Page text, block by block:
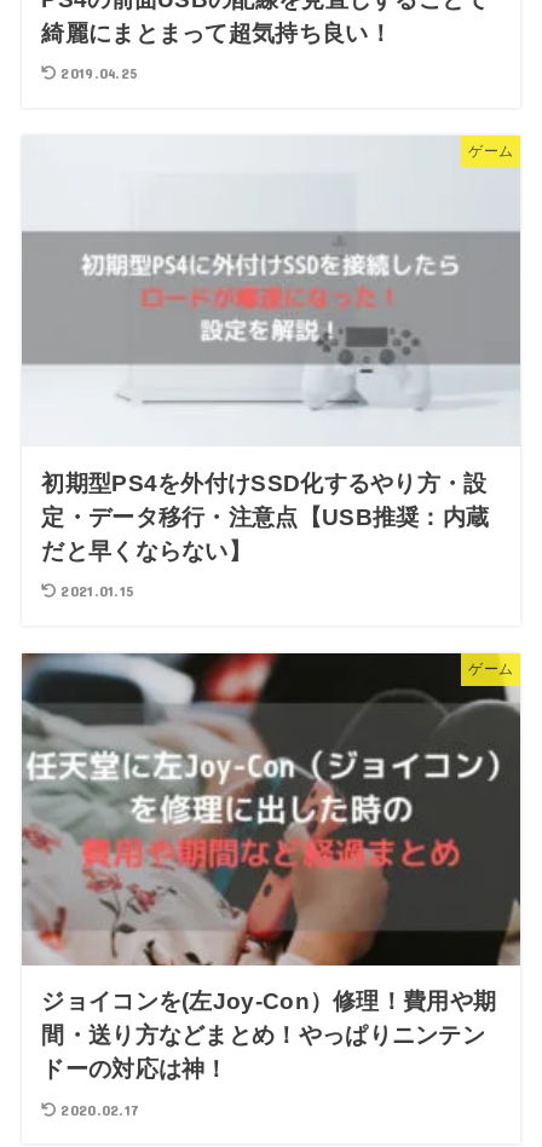
綺麗にまとまって超気持ち良い！
2019.04.25
ゲーム
初期型PS4を外付けSSD化するやり方・設
定・データ移行・注意点【USB推奨：内蔵
だと早くならない】
2021.01.15
ゲーム
ジョイコンを(左Joy-Con）修理！費用や期
間・送り方などまとめ！やっぱりニンテン
ドーの対応は神！
2020.02.17